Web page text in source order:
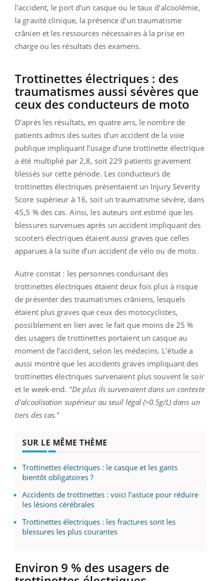
l'accident, le port d'un casque ou le taux d'alcoolémie,
la gravité clinique, la présence d'un traumatisme
crânien et les ressources nécessaires à la prise en
charge ou les résultats des examens.
Trottinettes électriques : des
traumatismes aussi sévères que
ceux des conducteurs de moto
D’après les résultats, en quatre ans, le nombre de
patients admis des suites d’un accident de la voie
publique impliquant l’usage d’une trottinette électrique
a été multiplié par 2,8, soit 229 patients gravement
blessés sur cette période. Les conducteurs de
trottinettes électriques présentaient un Injury Severity
Score supérieur à 16, soit un traumatisme sévère, dans
45,5 % des cas. Ainsi, les auteurs ont estimé que les
blessures survenues après un accident impliquant des
scooters électriques étaient aussi graves que celles
apparues à la suite d’un accident de vélo ou de moto.
Autre constat : les personnes conduisant des
trottinettes électriques étaient deux fois plus à risque
de présenter des traumatismes crâniens, lesquels
étaient plus graves que ceux des motocyclistes,
possiblement en lien avec le fait que moins de 25 %
des usagers de trottinettes portaient un casque au
moment de l’accident, selon les médecins. L’étude a
aussi montré que les accidents graves impliquant des
trottinettes électriques survenaient plus souvent le soir
et le week-end. "De plus ils survenaient dans un contexte
d’alcoolisation supérieur au seuil légal (>0.5g/L) dans un
tiers des cas."
SUR LE MÊME THÈME
Trottinettes électriques : le casque et les gants
bientôt obligatoires ?
Accidents de trottinettes : voici l’astuce pour réduire
les lésions cérébrales
Trottinettes électriques : les fractures sont les
blessures les plus courantes
Environ 9 % des usagers de